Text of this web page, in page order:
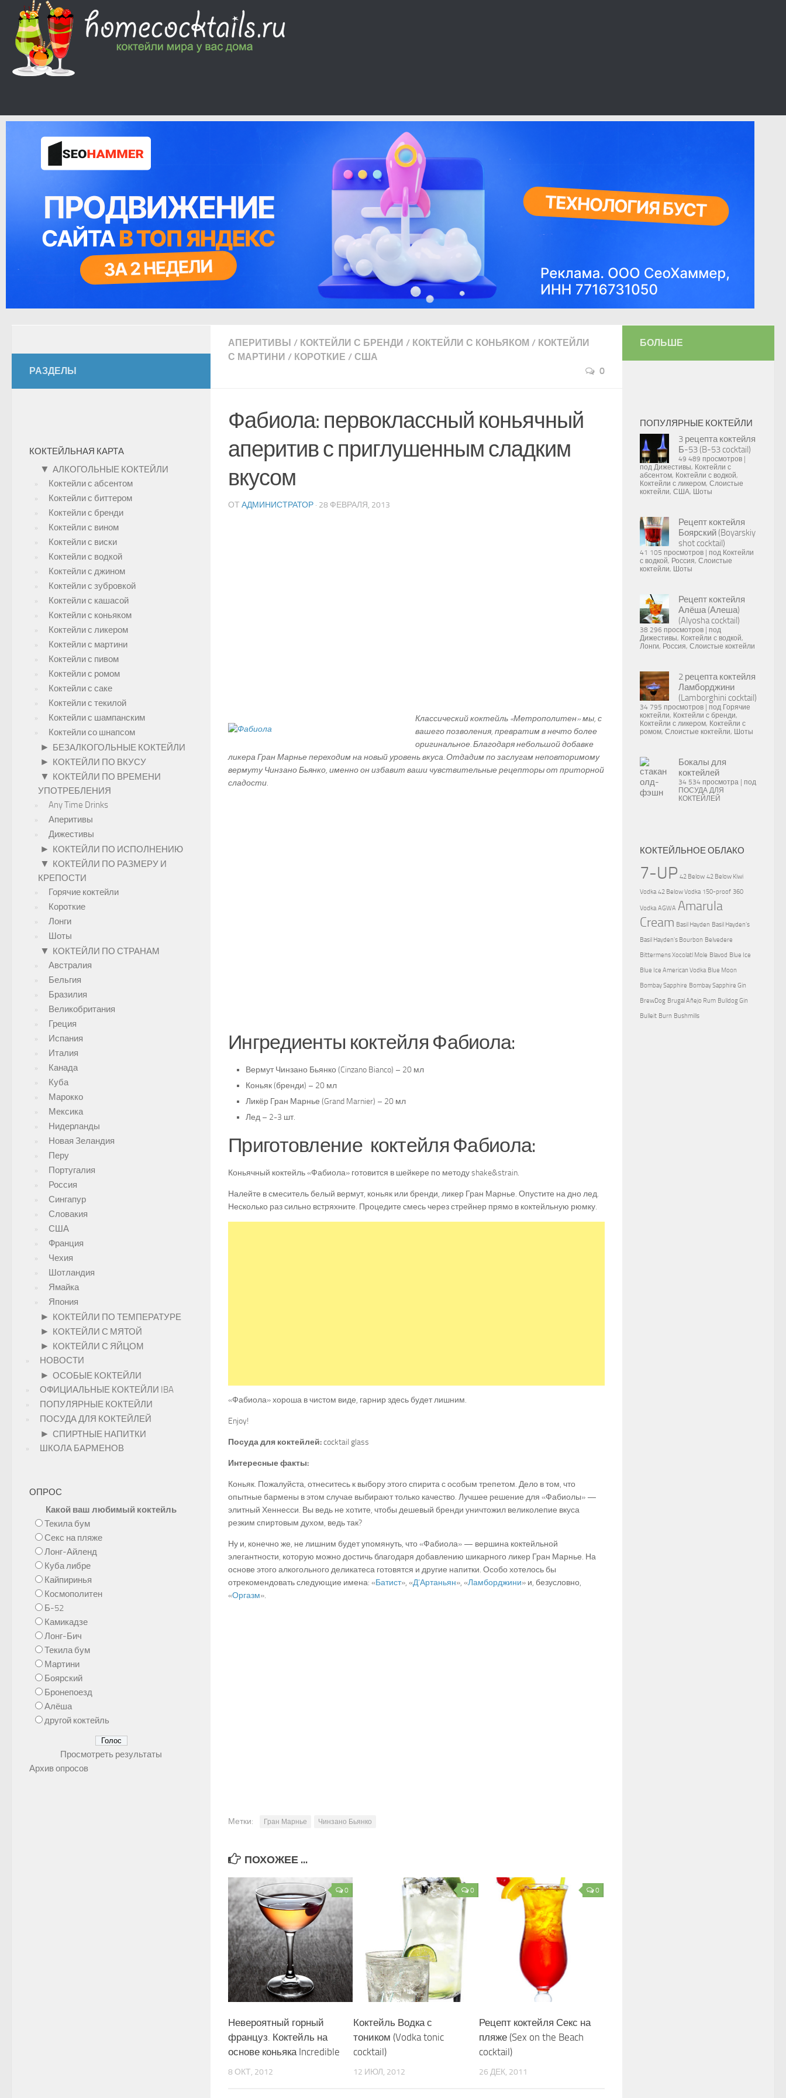
АПЕРИТИВЫ / КОКТЕЙЛИ С БРЕНДИ / КОКТЕЙЛИ С КОНЬЯКОМ / КОКТЕЙЛИ
С МАРТИНИ / КОРОТКИЕ / США
0
Фабиола: первоклассный коньячный
аперитив с приглушенным сладким
вкусом
ОТ АДМИНИСТРАТОР · 28 ФЕВРАЛЯ, 2013
Классический коктейль «Метрополитен» мы, с
вашего позволения, превратим в нечто более
оригинальное. Благодаря небольшой добавке
ликера Гран Марнье переходим на новый уровень вкуса. Отдадим по заслугам неповторимому
вермуту Чинзано Бьянко, именно он избавит ваши чувствительные рецепторы от приторной
сладости.
Ингредиенты коктейля Фабиола:
Вермут Чинзано Бьянко (Cinzano Bianco) – 20 мл
Коньяк (бренди) – 20 мл
Ликёр Гран Марнье (Grand Marnier) – 20 мл
Лед – 2-3 шт.
Приготовление коктейля Фабиола:
Коньячный коктейль «Фабиола» готовится в шейкере по методу shake&strain.
Налейте в смеситель белый вермут, коньяк или бренди, ликер Гран Марнье. Опустите на дно лед.
Несколько раз сильно встряхните. Процедите смесь через стрейнер прямо в коктейльную рюмку.
«Фабиола» хороша в чистом виде, гарнир здесь будет лишним.
Enjoy!
Посуда для коктейлей:cocktail glass
Интересные факты:
Коньяк. Пожалуйста, отнеситесь к выбору этого спирита с особым трепетом. Дело в том, что
опытные бармены в этом случае выбирают только качество. Лучшее решение для «Фабиолы» —
элитный Хеннесси. Вы ведь не хотите, чтобы дешевый бренди уничтожил великолепие вкуса
резким спиртовым духом, ведь так?
Ну и, конечно же, не лишним будет упомянуть, что «Фабиола» — вершина коктейльной
элегантности, которую можно достичь благодаря добавлению шикарного ликер Гран Марнье. На
основе этого алкогольного деликатеса готовятся и другие напитки. Особо хотелось бы
отрекомендовать следующие имена: «Батист», «Д’Артаньян», «Ламборджини» и, безусловно,
«Оргазм».
Метки: Гран Марнье Чинзано Бьянко
ПОХОЖЕЕ ...
0
Невероятный горный
француз. Коктейль на
основе коньяка Incredible
8 ОКТ, 2012
0
Коктейль Водка с
тоником (Vodka tonic
cocktail)
12 ИЮЛ, 2012
0
Рецепт коктейля Секс на
пляже (Sex on the Beach
cocktail)
26 ДЕК, 2011
РАЗДЕЛЫ
КОКТЕЙЛЬНАЯ КАРТА
▼ АЛКОГОЛЬНЫЕ КОКТЕЙЛИ
Коктейли с абсентом
Коктейли с биттером
Коктейли с бренди
Коктейли с вином
Коктейли с виски
Коктейли с водкой
Коктейли с джином
Коктейли с зубровкой
Коктейли с кашасой
Коктейли с коньяком
Коктейли с ликером
Коктейли с мартини
Коктейли с пивом
Коктейли с ромом
Коктейли с саке
Коктейли с текилой
Коктейли с шампанским
Коктейли со шнапсом
► БЕЗАЛКОГОЛЬНЫЕ КОКТЕЙЛИ
► КОКТЕЙЛИ ПО ВКУСУ
▼ КОКТЕЙЛИ ПО ВРЕМЕНИ
УПОТРЕБЛЕНИЯ
Any Time Drinks
Аперитивы
Дижестивы
► КОКТЕЙЛИ ПО ИСПОЛНЕНИЮ
▼ КОКТЕЙЛИ ПО РАЗМЕРУ И
КРЕПОСТИ
Горячие коктейли
Короткие
Лонги
Шоты
▼ КОКТЕЙЛИ ПО СТРАНАМ
Австралия
Бельгия
Бразилия
Великобритания
Греция
Испания
Италия
Канада
Куба
Марокко
Мексика
Нидерланды
Новая Зеландия
Перу
Португалия
Россия
Сингапур
Словакия
США
Франция
Чехия
Шотландия
Ямайка
Япония
► КОКТЕЙЛИ ПО ТЕМПЕРАТУРЕ
► КОКТЕЙЛИ С МЯТОЙ
► КОКТЕЙЛИ С ЯЙЦОМ
НОВОСТИ
► ОСОБЫЕ КОКТЕЙЛИ
ОФИЦИАЛЬНЫЕ КОКТЕЙЛИ IBA
ПОПУЛЯРНЫЕ КОКТЕЙЛИ
ПОСУДА ДЛЯ КОКТЕЙЛЕЙ
► СПИРТНЫЕ НАПИТКИ
ШКОЛА БАРМЕНОВ
ОПРОС
Какой ваш любимый коктейль
Текила бум
Секс на пляже
Лонг-Айленд
Куба либре
Кайпиринья
Космополитен
Б-52
Камикадзе
Лонг-Бич
Текила бум
Мартини
Боярский
Бронепоезд
Алёша
другой коктейль
Просмотреть результаты
Архив опросов
БОЛЬШЕ
ПОПУЛЯРНЫЕ КОКТЕЙЛИ
3 рецепта коктейля
Б-53 (B-53 cocktail)
49 489 просмотров
под Дижестивы, Коктейли с
абсентом, Коктейли с водкой,
Коктейли с ликером, Слоистые
коктейли, США, Шоты
Рецепт коктейля
Боярский (Boyarskiy
shot cocktail)
41 105 просмотров под Коктейли
с водкой, Россия, Слоистые
коктейли, Шоты
Рецепт коктейля
Алёша (Алеша)
(Alyosha cocktail)
38 296 просмотров
под
Дижестивы, Коктейли с водкой,
Лонги, Россия, Слоистые коктейли
2 рецепта коктейля
Ламборджини
(Lamborghini cocktail)
34 795 просмотров под Горячие
коктейли, Коктейли с бренди,
Коктейли с ликером, Коктейли с
ромом, Слоистые коктейли, Шоты
Бокалы для
коктейлей
34 534 просмотра
под
ПОСУДА ДЛЯ
КОКТЕЙЛЕЙ
КОКТЕЙЛЬНОЕ ОБЛАКО
7-UP 42 Below 42 Below Kiwi
Vodka 42 Below Vodka 150-proof 360
Vodka AGWA Amarula
Cream Basil Hayden Basil Hayden's
Basil Hayden's Bourbon Belvedere
Bittermens Xocolatl Mole Blavod Blue Ice
Blue Ice American Vodka Blue Moon
Bombay Sapphire Bombay Sapphire Gin
BrewDog Brugal Añejo Rum Bulldog Gin
Bulleit Burn Bushmills